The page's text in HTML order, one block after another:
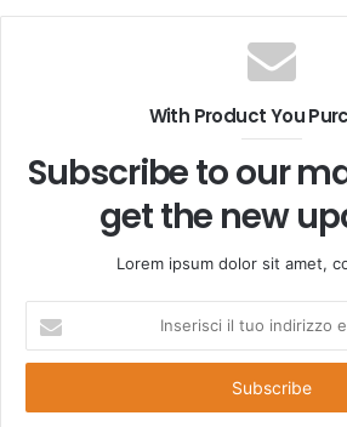
With Product You
Subscribe to our
get the new
Lorem ipsum dolor sit amet,
tuo
e-